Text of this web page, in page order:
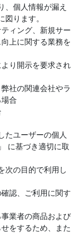
、個人情報が漏え
ります。
ィング、新規サー
上に関する業務を
り開示を要求され
社の関連会社やラ
合
たユーザーの個人
」 に基づき適切に取
次の目的で利用し
認、ご利用に関す
業者の商品および
をするため、また